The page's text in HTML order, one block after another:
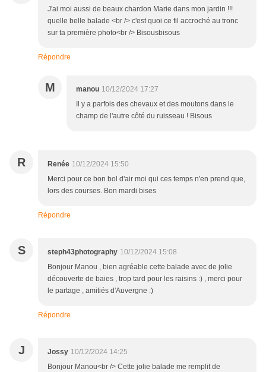
J'ai moi aussi de beaux chardon Marie dans mon jardin !!!
quelle belle balade <br /> c'est quoi ce fil accroché au tronc
sur ta première photo<br /> Bisousbisous
Répondre
M manou 10/12/2024 17:27
Il y a parfois des chevaux et des moutons dans le
champ de l'autre côté du ruisseau ! Bisous
R Renée 10/12/2024 15:50
Merci pour ce bon bol d'air moi qui ces temps n'en prend que,
lors des courses. Bon mardi bises
Répondre
S steph43photography 10/12/2024 15:08
Bonjour Manou , bien agréable cette balade avec de jolie
découverte de baies , trop tard pour les raisins :) , merci pour
le partage , amitiés d'Auvergne :)
Répondre
J Jossy 10/12/2024 14:25
Bonjour Manou<br /> Cette jolie balade me remplit de